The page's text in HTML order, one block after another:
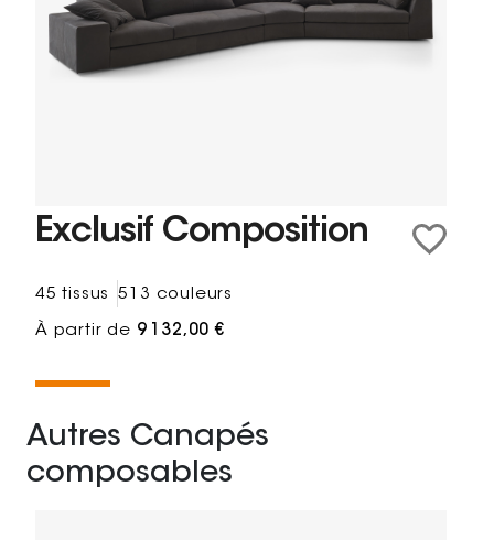
Exclusif Composition
45 tissus 513 couleurs
À partir de 9 132,00 €
Autres Canapés
composables